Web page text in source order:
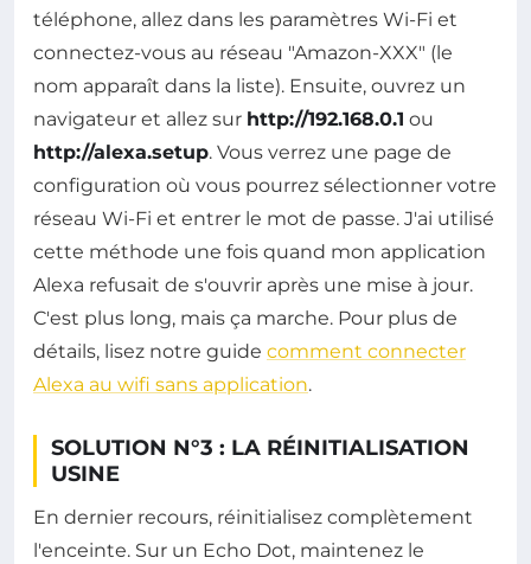
téléphone, allez dans les paramètres Wi-Fi et
connectez-vous au réseau "Amazon-XXX" (le
nom apparaît dans la liste). Ensuite, ouvrez un
navigateur et allez sur http://192.168.0.1 ou
http://alexa.setup. Vous verrez une page de
configuration où vous pourrez sélectionner votre
réseau Wi-Fi et entrer le mot de passe. J'ai utilisé
cette méthode une fois quand mon application
Alexa refusait de s'ouvrir après une mise à jour.
C'est plus long, mais ça marche. Pour plus de
détails, lisez notre guide comment connecter
Alexa au wifi sans application.
SOLUTION N°3 : LA RÉINITIALISATION
USINE
En dernier recours, réinitialisez complètement
l'enceinte. Sur un Echo Dot, maintenez le